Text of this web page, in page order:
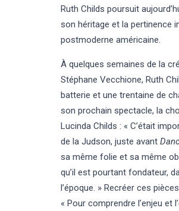
Ruth Childs poursuit
son héritage et la pertinence
postmoderne américaine.
À quelques semaines de la
Stéphane Vecchione, Ruth
batterie et une trentaine de
son prochain spectacle, la
Lucinda Childs : « C’était
de la Judson, juste avant
sa même folie et sa même
qu’il est pourtant fondateur,
l’époque. » Recréer ces
« Pour comprendre l’enjeu